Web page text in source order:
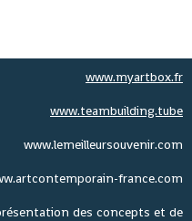
www.myartbox.fr
www.teambuilding.tube
www.lemeilleursouvenir.com
france.com
des concepts et de